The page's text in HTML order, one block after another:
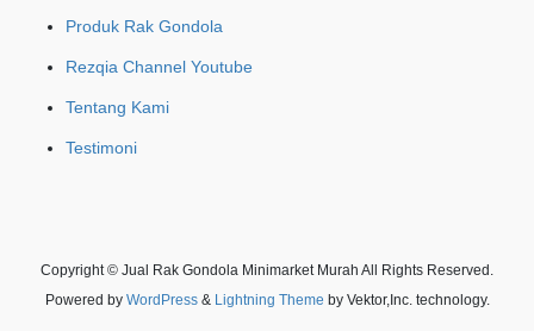
Produk Rak Gondola
Rezqia Channel Youtube
Tentang Kami
Testimoni
Copyright © Jual Rak Gondola Minimarket Murah All Rights Reserved.
Powered by WordPress& Lightning Theme by Vektor,Inc. technology.